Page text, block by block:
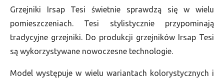
Grzejniki Irsap Tesi świetnie sprawdzą się w wielu
pomieszczeniach. Tesi stylistycznie przypominają
tradycyjne grzejniki. Do produkcji grzejników Irsap Tesi
są wykorzystywane nowoczesne technologie.
Model występuje w wielu wariantach kolorystycznych i